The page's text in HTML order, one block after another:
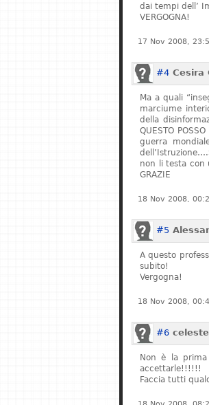
dai tempi dell’
VERGOGNA!
17 Nov 2008,
#4 Cesira
Ma a quali
marciume
della
QUESTO
guerra
non li testa con
GRAZIE
18 Nov 2008,
#5
A questo
subito!
Vergogna!
18 Nov 2008,
#6 celeste
Non è la
accettarle!!!!!!
Faccia tutti